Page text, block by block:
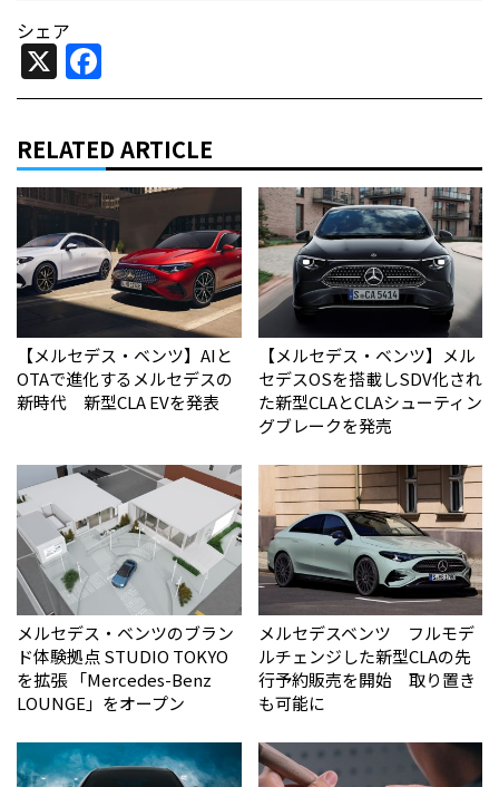
シェア
X
RELATED ARTICLE
【メルセデス・ベンツ】AIと
OTAで進化するメルセデスの
新時代 新型CLA EVを発表
【メルセデス・ベンツ】メル
セデスOSを搭載しSDV化され
た新型CLAとCLAシューティン
グブレークを発売
メルセデス・ベンツのブラン
ド体験拠点 STUDIO TOKYO
を拡張 「Mercedes-Benz
LOUNGE」をオープン
メルセデスベンツ フルモデ
ルチェンジした新型CLAの先
行予約販売を開始 取り置き
も可能に